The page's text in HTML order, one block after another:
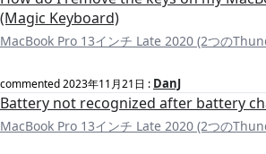
(Magic Keyboard)
MacBook Pro 13インチ Late 2020 (2つの
commented2023年11月21日 : DanJ
Battery not recognized after battery
MacBook Pro 13インチ Late 2020 (2つの